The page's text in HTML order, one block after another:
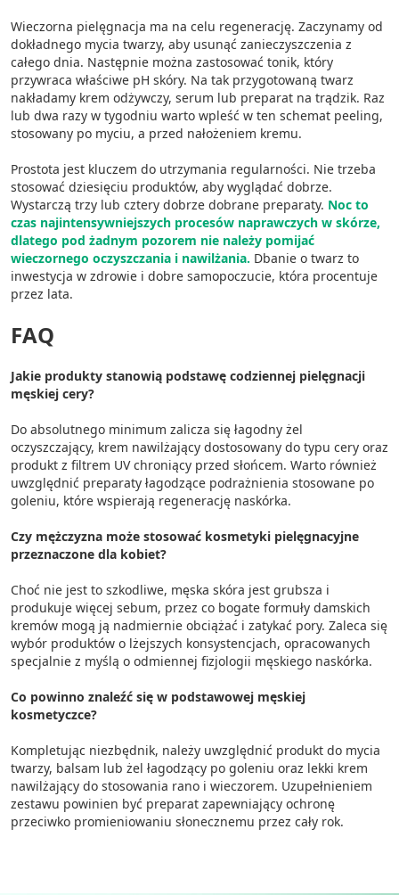
Wieczorna pielęgnacja ma na celu regenerację. Zaczynamy od
dokładnego mycia twarzy, aby usunąć zanieczyszczenia z
całego dnia. Następnie można zastosować tonik, który
przywraca właściwe pH skóry. Na tak przygotowaną twarz
nakładamy krem odżywczy, serum lub preparat na trądzik. Raz
lub dwa razy w tygodniu warto wpleść w ten schemat peeling,
stosowany po myciu, a przed nałożeniem kremu.
Prostota jest kluczem do utrzymania regularności. Nie trzeba
stosować dziesięciu produktów, aby wyglądać dobrze.
Wystarczą trzy lub cztery dobrze dobrane preparaty. Noc to
czas najintensywniejszych procesów naprawczych w skórze,
dlatego pod żadnym pozorem nie należy pomijać
wieczornego oczyszczania i nawilżania. Dbanie o twarz to
inwestycja w zdrowie i dobre samopoczucie, która procentuje
przez lata.
FAQ
Jakie produkty stanowią podstawę codziennej pielęgnacji
męskiej cery?
Do absolutnego minimum zalicza się łagodny żel
oczyszczający, krem nawilżający dostosowany do typu cery oraz
produkt z filtrem UV chroniący przed słońcem. Warto również
uwzględnić preparaty łagodzące podrażnienia stosowane po
goleniu, które wspierają regenerację naskórka.
Czy mężczyzna może stosować kosmetyki pielęgnacyjne
przeznaczone dla kobiet?
Choć nie jest to szkodliwe, męska skóra jest grubsza i
produkuje więcej sebum, przez co bogate formuły damskich
kremów mogą ją nadmiernie obciążać i zatykać pory. Zaleca się
wybór produktów o lżejszych konsystencjach, opracowanych
specjalnie z myślą o odmiennej fizjologii męskiego naskórka.
Co powinno znaleźć się w podstawowej męskiej
kosmetyczce?
Kompletując niezbędnik, należy uwzględnić produkt do mycia
twarzy, balsam lub żel łagodzący po goleniu oraz lekki krem
nawilżający do stosowania rano i wieczorem. Uzupełnieniem
zestawu powinien być preparat zapewniający ochronę
przeciwko promieniowaniu słonecznemu przez cały rok.